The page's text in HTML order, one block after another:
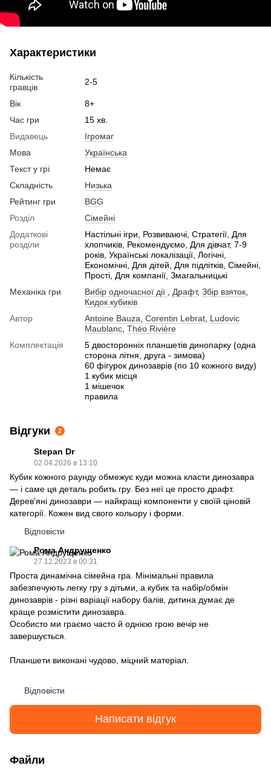
Характеристики
Кількість
гравців
2-5
Вік
8+
Час гри
15 хв.
Видавець
Ігромаг
Мова
Українська
Текст у грі
Немає
Складність
Низька
Рейтинг гри
BGG
Розділ
Сімейні
Додаткові
розділи
Настільні ігри, Розвиваючі, Стратегії, Для
хлопчиків, Рекомендуємо, Для дівчат, 7-9
років, Українські локалізації, Логічні,
Економічні, Для дітей, Для підлітків, Сімейні,
Прості, Для компанії, Змагальницькі
Механіка гри
Вибір одночасної дії Драфт, Збір взяток
Кидок кубиків
Автор
Antoine Bauza Corentin Lebrat Ludovic
Maublanc Théo Rivière
Комплектація
5 двосторонніх планшетів динопарку (одна
сторона літня, друга - зимова)
60 фігурок динозаврів (по 10 кожного виду)
1 кубик місця
1 мішечок
правила
Відгуки 2
Stepan Dr
02.04.2026 в 13:10
Кубик кожного раунду обмежує куди можна класти динозавра
— і саме ця деталь робить гру. Без неї це просто драфт.
Дерев'яні динозаври — найкращі компоненти у своїй ціновій
категорії. Кожен вид свого кольору і форми.
Відповісти
Рома Андрущенко
27.12.2023 в 00:31
Проста динамічна сімейна гра. Мінімальні правила
забезпечують легку гру з дітьми, а кубик та набір/обмін
динозаврів - різні варіації набору балів, дитина думає де
краще розмістити динозавра.
Особисто ми граємо часто й однією грою вечір не
завершується.
Планшети виконані чудово, міцний матеріал.
Відповісти
Написати відгук
Файли